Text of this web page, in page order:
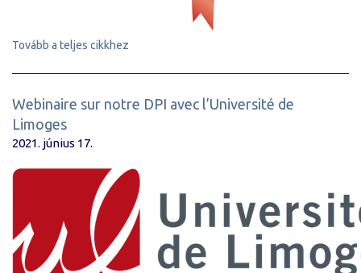
Tovább a teljes cikkhez
Webinaire sur notre DPI avec l’Université de
Limoges
2021. június 17.